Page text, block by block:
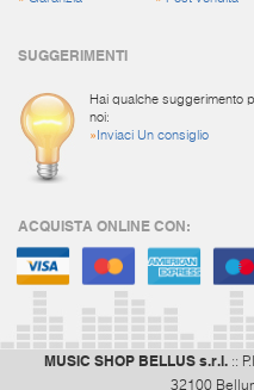
SUGGERIMENTI
Hai qualche suggerimento
noi:
» Inviaci Un consiglio
ACQUISTA ONLINE CON:
MUSIC SHOP BELLUS s.r.l.::
32100